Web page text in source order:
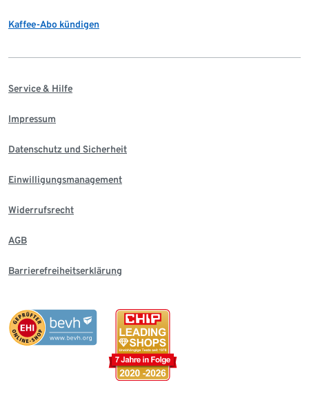
Kaffee-Abo kündigen
Service & Hilfe
Impressum
Datenschutz und Sicherheit
Einwilligungsmanagement
Widerrufsrecht
AGB
Barrierefreiheitserklärung